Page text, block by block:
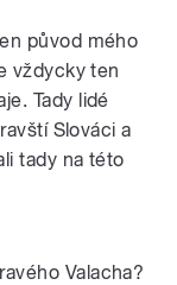
původ mého
vždycky ten
Tady lidé
Slováci a
tady na této
Valacha?